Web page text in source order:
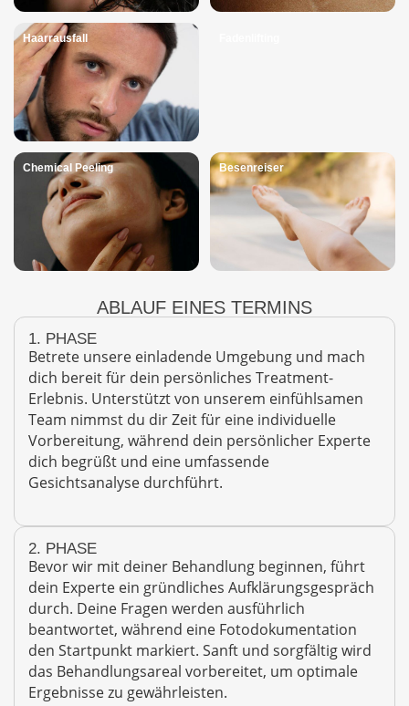
Haarrausfall
Chemical Peeling Besenreiser
ABLAUF EINES TERMINS
1. PHASE
Betrete unsere einladende Umgebung und mach
dich bereit für dein persönliches Treatment-
Erlebnis. Unterstützt von unserem einfühlsamen
Team nimmst du dir Zeit für eine individuelle
Vorbereitung, während dein persönlicher Experte
dich begrüßt und eine umfassende
Gesichtsanalyse durchführt.
2. PHASE
Bevor wir mit deiner Behandlung beginnen, führt
dein Experte ein gründliches Aufklärungsgespräch
durch. Deine Fragen werden ausführlich
beantwortet, während eine Fotodokumentation
den Startpunkt markiert. Sanft und sorgfältig wird
das Behandlungsareal vorbereitet, um optimale
Ergebnisse zu gewährleisten.